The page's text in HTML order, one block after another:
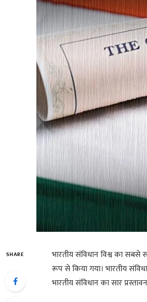
SHARE
भारतीय संविधान विश्व का सबसे
रूप से किया गया। भारतीय
भारतीय संविधान का सार